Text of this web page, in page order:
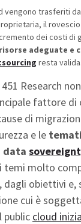
vengono trasferiti
il
dei costi di
adeguate e
resta valida.
Research
fattore di
di
e le
data
temi molto
dagli obiettivi
cui è
public cloud